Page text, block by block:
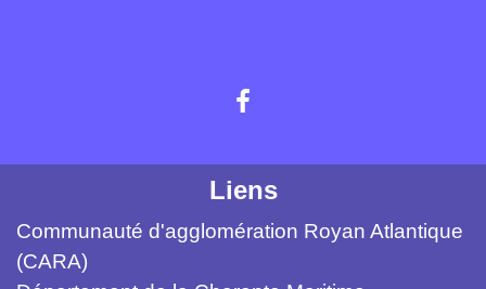
Liens
Communauté d'agglomération Royan Atlantique
(CARA)